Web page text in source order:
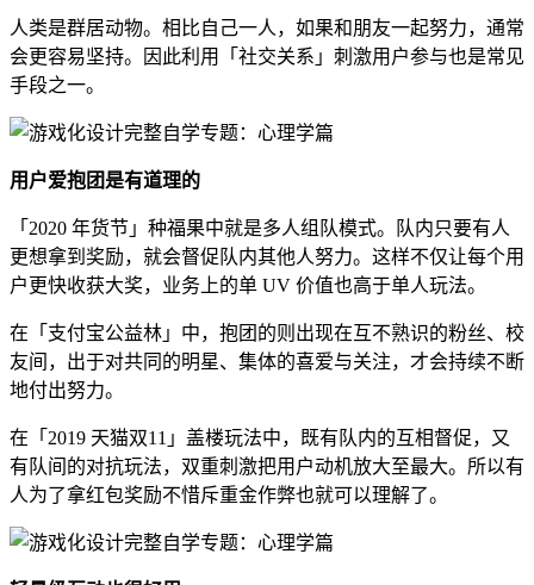
人类是群居动物。相比自己一人，如果和朋友一起努力，通常
会更容易坚持。因此利用「社交关系」刺激用户参与也是常见
手段之一。
用户爱抱团是有道理的
「2020 年货节」种福果中就是多人组队模式。队内只要有人
更想拿到奖励，就会督促队内其他人努力。这样不仅让每个用
户更快收获大奖，业务上的单 UV 价值也高于单人玩法。
在「支付宝公益林」中，抱团的则出现在互不熟识的粉丝、校
友间，出于对共同的明星、集体的喜爱与关注，才会持续不断
地付出努力。
在「2019 天猫双11」盖楼玩法中，既有队内的互相督促，又
有队间的对抗玩法，双重刺激把用户动机放大至最大。所以有
人为了拿红包奖励不惜斥重金作弊也就可以理解了。